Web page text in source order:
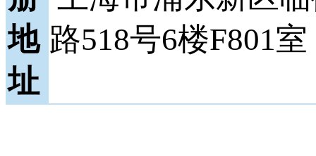
地
址
路518号6楼F801室